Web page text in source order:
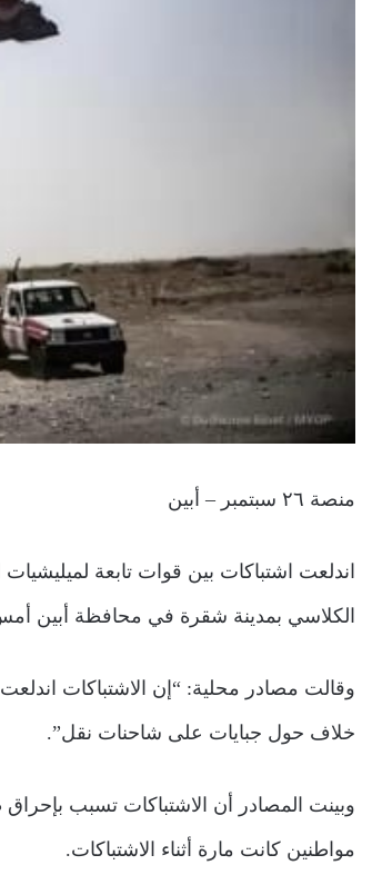
منصة ٢٦ سبتمبر – أبين
اندلعت اشتباكات بين قوات تابعة
الكلاسي بمدينة شقرة في محافظة أبين
وقالت مصادر محلية: “إن الاشتباكات
خلاف حول جبايات على شاحنات نقل”.
وبينت المصادر أن الاشتباكات تسبب بإحراق
مواطنين كانت مارة أثناء الاشتباكات.